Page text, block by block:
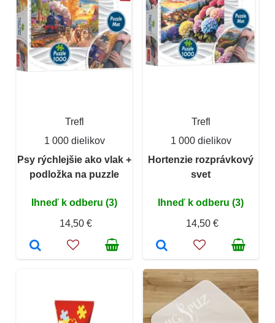
Trefl
1 000 dielikov
Psy rýchlejšie ako vlak +
podložka na puzzle
Ihneď k odberu (3)
14,50 €
Trefl
1 000 dielikov
Hortenzie rozprávkový
svet
Ihneď k odberu (3)
14,50 €